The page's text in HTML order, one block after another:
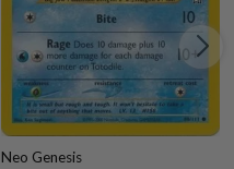
Neo Genesis